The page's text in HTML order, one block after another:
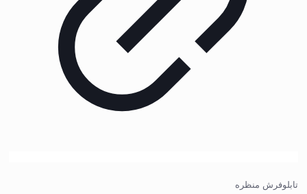
تابلوفرش منظره